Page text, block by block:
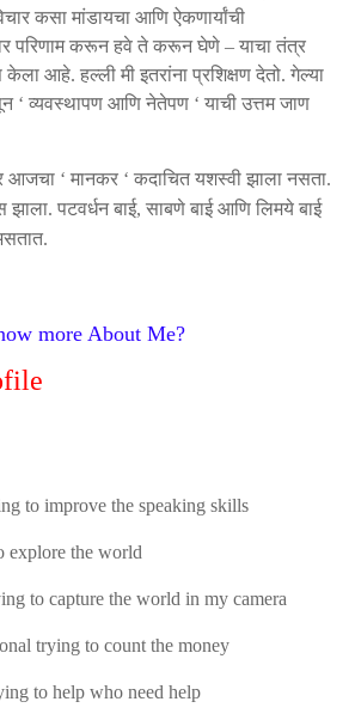
कसा मांडायचा आणि ऐकणार्यांची
परिणाम करून हवे ते करून घेणे –याचा तंत्र
केला आहे.हल्ली मी इतरांना प्रशिक्षण देतो.गेल्या
‘ व्यवस्थापण आणि नेतेपण ‘ याची उत्तम जाण
आजचा ‘ मानकर ‘ कदाचित यशस्वी झाला नसता.
झाला. पटवर्धन बाई, साबणे बाई आणि लिमये बाई
.
more About Me?
to improve the speaking skills
explore the world
to capture the world in my camera
trying to count the money
to help who need help